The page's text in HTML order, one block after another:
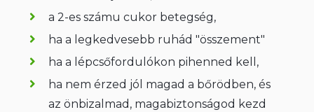
a 2-es számu cukor betegség,
ha a legkedvesebb ruhád "összement"
ha a lépcsőfordulókon pihenned kell,
ha nem érzed jól magad a bőrödben, és
az önbizalmad, magabiztonságod kezd